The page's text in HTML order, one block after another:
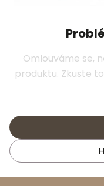
Omlouváme se,
produktu. Zkuste